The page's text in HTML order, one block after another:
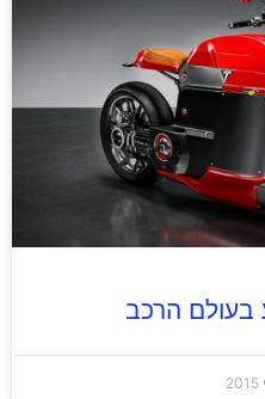
הרכב